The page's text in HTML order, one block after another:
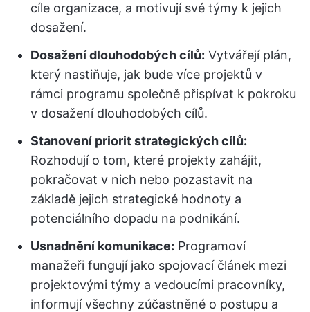
cíle organizace, a motivují své týmy k jejich
dosažení.
Dosažení dlouhodobých cílů: Vytvářejí plán,
který nastiňuje, jak bude více projektů v
rámci programu společně přispívat k pokroku
v dosažení dlouhodobých cílů.
Stanovení priorit strategických cílů:
Rozhodují o tom, které projekty zahájit,
pokračovat v nich nebo pozastavit na
základě jejich strategické hodnoty a
potenciálního dopadu na podnikání.
Usnadnění komunikace: Programoví
manažeři fungují jako spojovací článek mezi
projektovými týmy a vedoucími pracovníky,
informují všechny zúčastněné o postupu a